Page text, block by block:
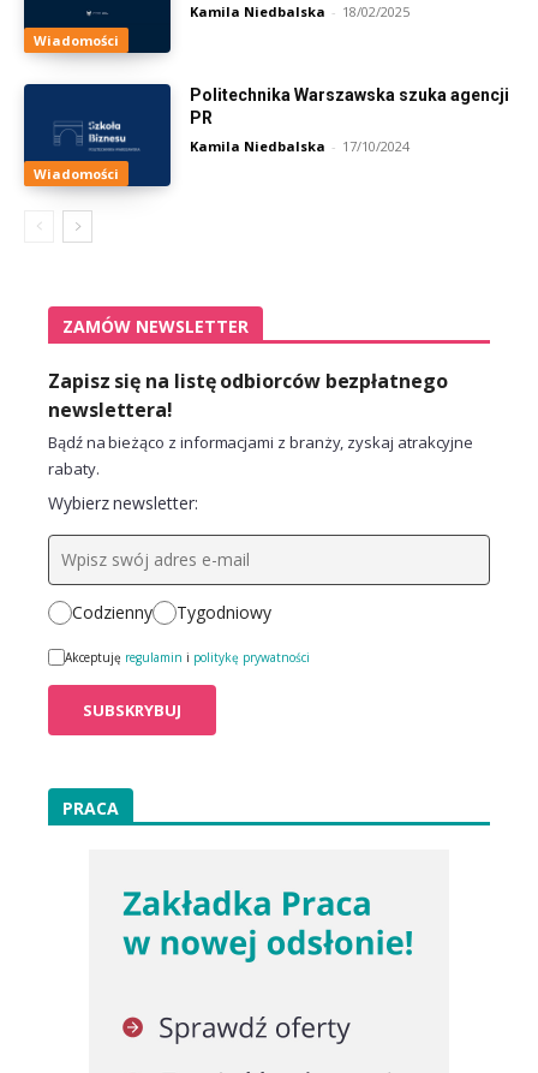
Wiadomości
Kamila Niedbalska - 18/02/2025
Wiadomości
Politechnika Warszawska szuka agencji
PR
Kamila Niedbalska - 17/10/2024
ZAMÓW NEWSLETTER
Zapisz się na listę odbiorców bezpłatnego
newslettera!
Bądź na bieżąco z informacjami z branży, zyskaj atrakcyjne
rabaty.
Wybierz newsletter:
Codzienny Tygodniowy
Akceptuję regulamin i politykę prywatności
PRACA